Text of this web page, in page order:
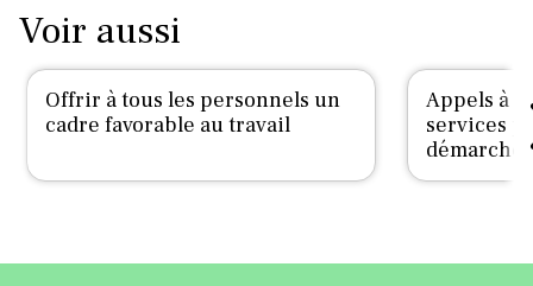
Voir aussi
Offrir à tous les personnels un
cadre favorable au travail
Appels à
services
démarches